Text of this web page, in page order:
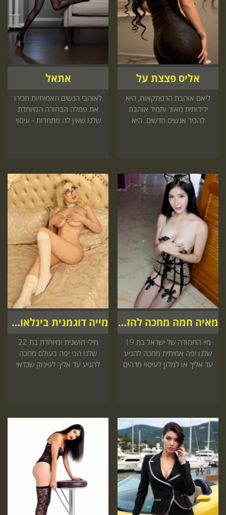
אליס פצצת על
ליאם אוהבת הרפתקאות, היא
ידידותית מאוד ותמיד אוהבת
להכיר אנשים חדשים. היא
אתאל
לאוהבי הנשים האמיתיות תכירו
את פמלה הבחורה המיוחדת
שלנו שאין לה מתחרות - עיסוי
מאיה חמה מחכה להזמנה שלך
מיי החמודה של ישראל בת 19
שלנו יפה אמיתית מחכה להגיע
עד אליך או למלון לעיסוי מדהים
מייה דוגמנית בינלאומית
מילי חושנית ומיוחדת בת 22
שלנו הכי יפה בעולם מחכה
להגיע עד אליך לפינוק שכדאי